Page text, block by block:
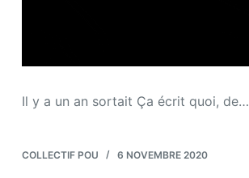
Il y a un an sortait Ça écrit quoi, de…
COLLECTIF POU 6 NOVEMBRE 2020